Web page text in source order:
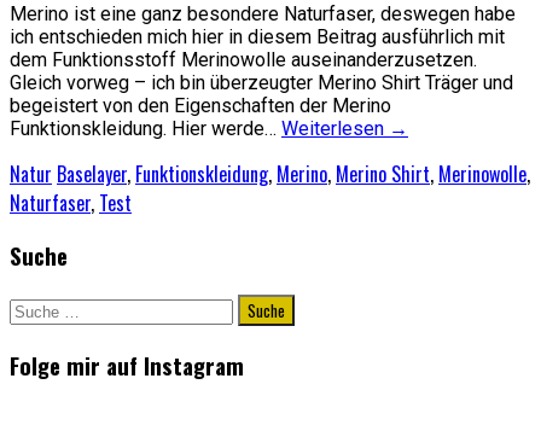
Merino ist eine ganz besondere Naturfaser, deswegen habe
ich entschieden mich hier in diesem Beitrag ausführlich mit
dem Funktionsstoff Merinowolle auseinanderzusetzen.
Gleich vorweg – ich bin überzeugter Merino Shirt Träger und
begeistert von den Eigenschaften der Merino
Funktionskleidung. Hier werde… Weiterlesen →
Natur Baselayer, Funktionskleidung, Merino, Merino Shirt, Merinowolle,
Naturfaser, Test
Suche
Suche
nach:
Folge mir auf Instagram